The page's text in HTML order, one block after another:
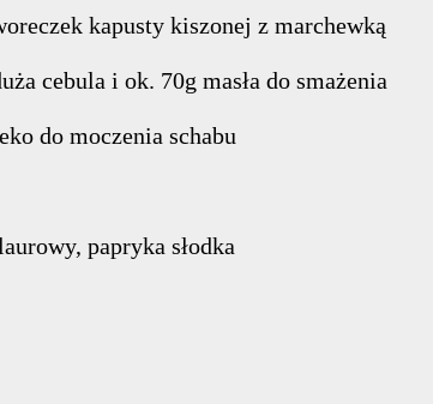
kapusty kiszonej z marchewką
cebula i ok. 70g masła do smażenia
do moczenia schabu
papryka słodka